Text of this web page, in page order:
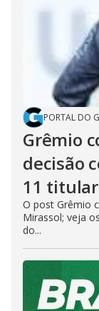
PORTAL DO
Grêmio
decisão
11
O post Grêmio
Mirassol; veja
do...